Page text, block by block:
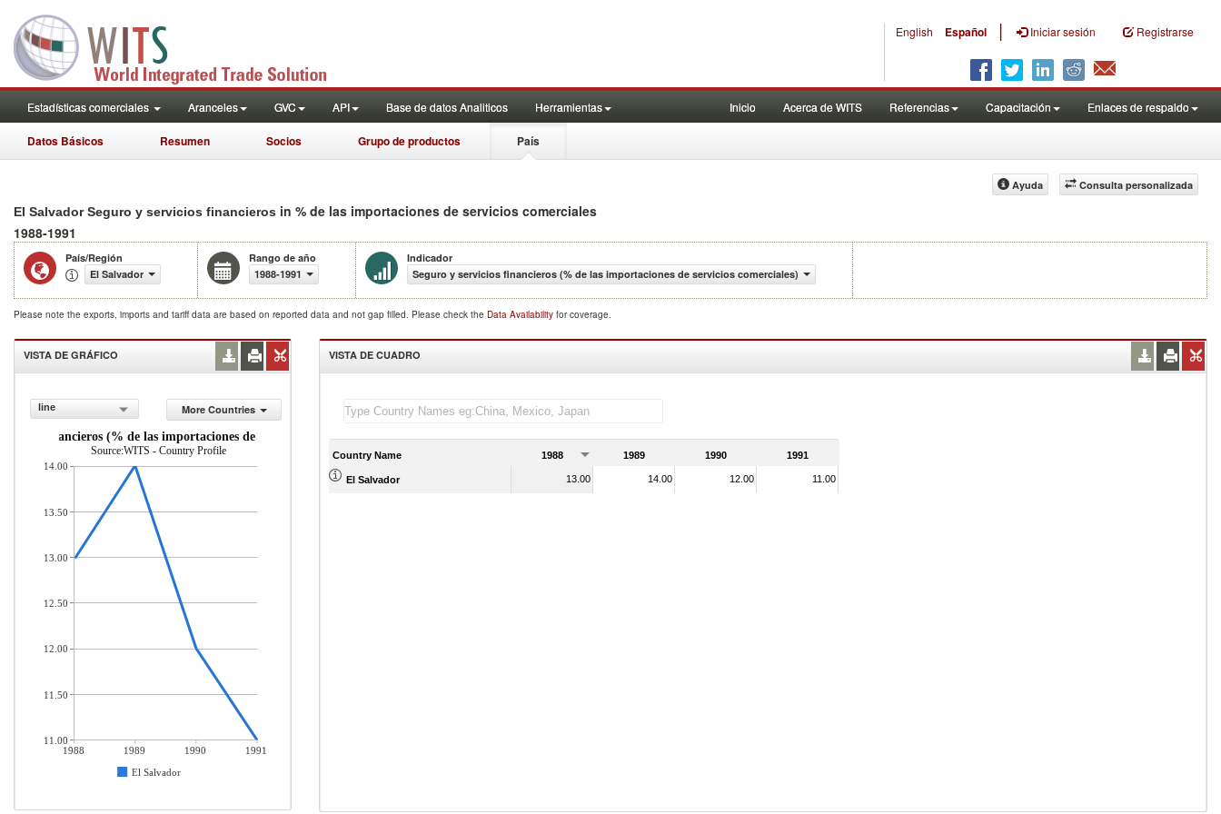
English Español | Iniciar sesión Registrarse
Estadísticas comerciales Aranceles GVC API Base de datos Analiticos Herramientas Inicio Acerca de WITS Referencias Capacitación Enlaces de respaldo
Datos Básicos Resumen Socios Grupo de productos País
Consulta personalizada
Ayuda
El Salvador Seguro y servicios financieros in % de las importaciones de servicios comerciales
1988-1991
País/Región
El Salvador
Rango de año
1988-1991
Indicador
Seguro y servicios financieros (% de las importaciones de servicios comerciales)
Please note the exports, imports and tariff data are based on reported data and not gap filled. Please check the Data Availability for coverage.
VISTA DE GRÁFICO
line
More Countries
financieros (% de las importaciones de servicios comerciales)
Source:WITS - Country Profile
1988 1989 1990
1991
El Salvador
14.00
13.50
13.00
12.50
12.00
11.50
11.00
VISTA DE CUADRO
Country Name 1988 1989 1990 1991
El Salvador 13.00 14.00 12.00 11.00